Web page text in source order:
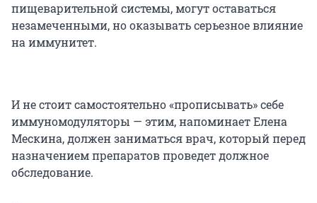
пищеварительной системы, могут оставаться
незамеченными, но оказывать серьезное влияние
на иммунитет.
И не стоит самостоятельно «прописывать» себе
иммуномодуляторы — этим, напоминает Елена
Мескина, должен заниматься врач, который перед
назначением препаратов проведет должное
обследование.